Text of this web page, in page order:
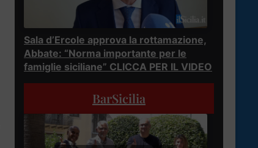
Sala d’Ercole approva la rottamazione,
Abbate: “Norma importante per le
famiglie siciliane” CLICCA PER IL VIDEO
BarSicilia